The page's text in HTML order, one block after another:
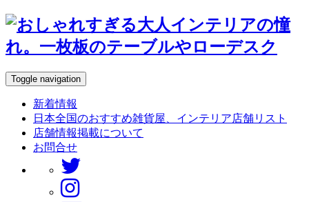
Toggle navigation
新着情報
日本全国のおすすめ雑貨屋、インテリア店舗リスト
店舗情報掲載について
お問合せ